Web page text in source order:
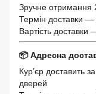
Зручне отримання
Термін доставки —
Вартість доставки
📦 Адресна
Кур’єр доставить
дверей